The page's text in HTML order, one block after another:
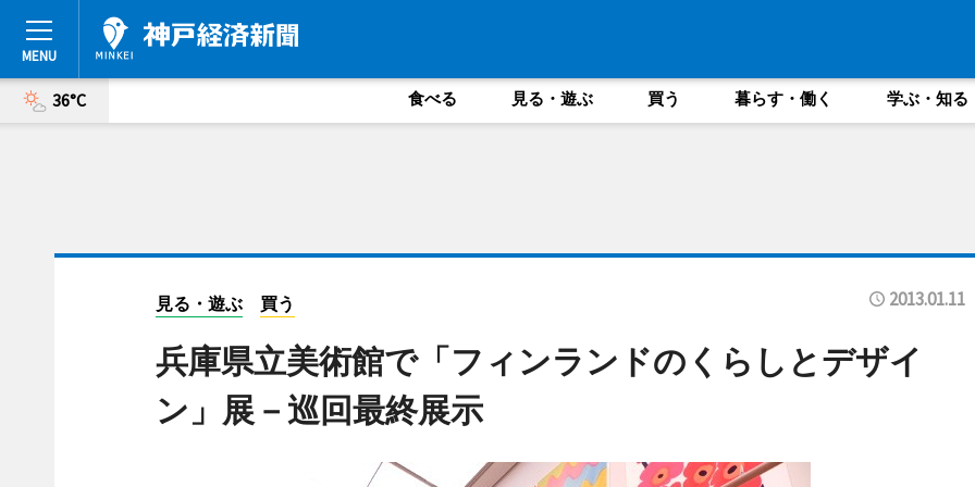
36°C 食べる 見る・遊ぶ 買う 暮らす・働く 学ぶ・知る
見る・遊ぶ 買う 2013.01.11
兵庫県立美術館で「フィンランドのくらしとデザイ
ン」展－巡回最終展示